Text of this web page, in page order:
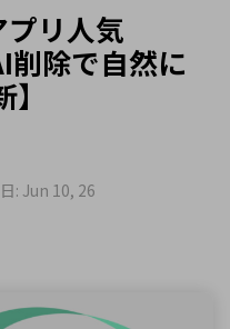
リ人気
除で自然に
: Jun 10, 26